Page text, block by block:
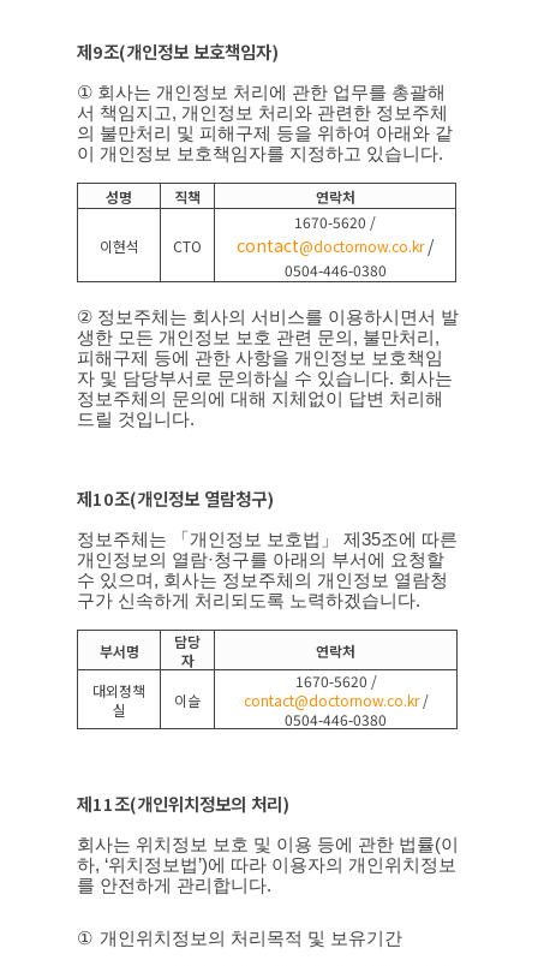
제9조(개인정보 보호책임자)
① 회사는 개인정보 처리에 관한 업무를 총괄해
서 책임지고, 개인정보 처리와 관련한 정보주체
의 불만처리 및 피해구제 등을 위하여 아래와 같
이 개인정보 보호책임자를 지정하고 있습니다.
성명 직책 연락처
이현석 CTO
1670-5620 /
contact@doctornow.co.kr/
0504-446-0380
② 정보주체는 회사의 서비스를 이용하시면서 발
생한 모든 개인정보 보호 관련 문의 , 불만처리 ,
피해구제 등에 관한 사항을 개인정보 보호책임
자 및 담당부서로 문의하실 수 있습니다. 회사는
정보주체의 문의에 대해 지체없이 답변 처리해
드릴 것입니다.
제10조(개인정보 열람청구)
정보주체는 「개인정보 보호법」 제35조에 따른
개인정보의 열람·청구를 아래의 부서에 요청할
수 있으며 , 회사는 정보주체의 개인정보 열람청
구가 신속하게 처리되도록 노력하겠습니다.
부서명
담당
자
연락처
대외정책
실
이슬
1670-5620 /
contact@doctornow.co.kr/
0504-446-0380
제11조(개인위치정보의 처리)
회사는 위치정보 보호 및 이용 등에 관한 법률(이
하, ‘위치정보법’)에 따라 이용자의 개인위치정보
를 안전하게 관리합니다.
① 개인위치정보의 처리목적 및 보유기간